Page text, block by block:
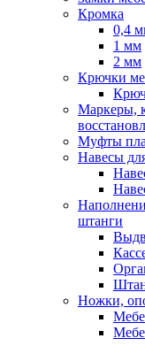
Кромка
0,4
1 мм
2 мм
Крючки
Маркеры,
Муфты
Навесы
штанги
Ножки,